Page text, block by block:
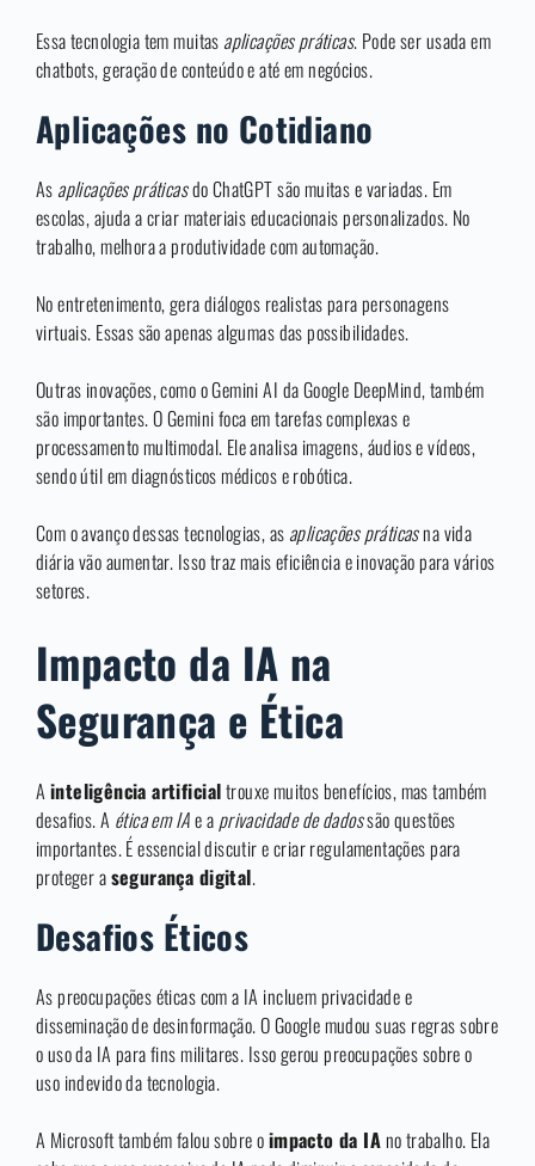
Essa tecnologia tem muitas aplicações práticas. Pode ser usada em
chatbots, geração de conteúdo e até em negócios.
Aplicações no Cotidiano
As aplicações práticasdo ChatGPT são muitas e variadas. Em
escolas, ajuda a criar materiais educacionais personalizados. No
trabalho, melhora a produtividade com automação.
No entretenimento, gera diálogos realistas para personagens
virtuais. Essas são apenas algumas das possibilidades.
Outras inovações, como o Gemini AI da Google DeepMind, também
são importantes. O Gemini foca em tarefas complexas e
processamento multimodal. Ele analisa imagens, áudios e vídeos,
sendo útil em diagnósticos médicos e robótica.
Com o avanço dessas tecnologias, as aplicações práticasna vida
diária vão aumentar. Isso traz mais eficiência e inovação para vários
setores.
Impacto da IA na
Segurança e Ética
A inteligência artificialtrouxe muitos benefícios, mas também
desafios. A ética em IAe a privacidade de dadossão questões
importantes. É essencial discutir e criar regulamentações para
proteger asegurança digital.
Desafios Éticos
As preocupações éticas com a IA incluem privacidade e
disseminação de desinformação. O Google mudou suas regras sobre
o uso da IA para fins militares. Isso gerou preocupações sobre o
uso indevido da tecnologia.
A Microsoft também falou sobre oimpacto da IAno trabalho. Ela